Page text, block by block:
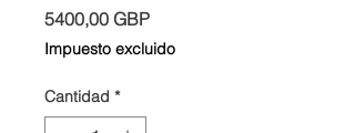
5400,00 GBPPrecio
Impuesto excluido
Cantidad *